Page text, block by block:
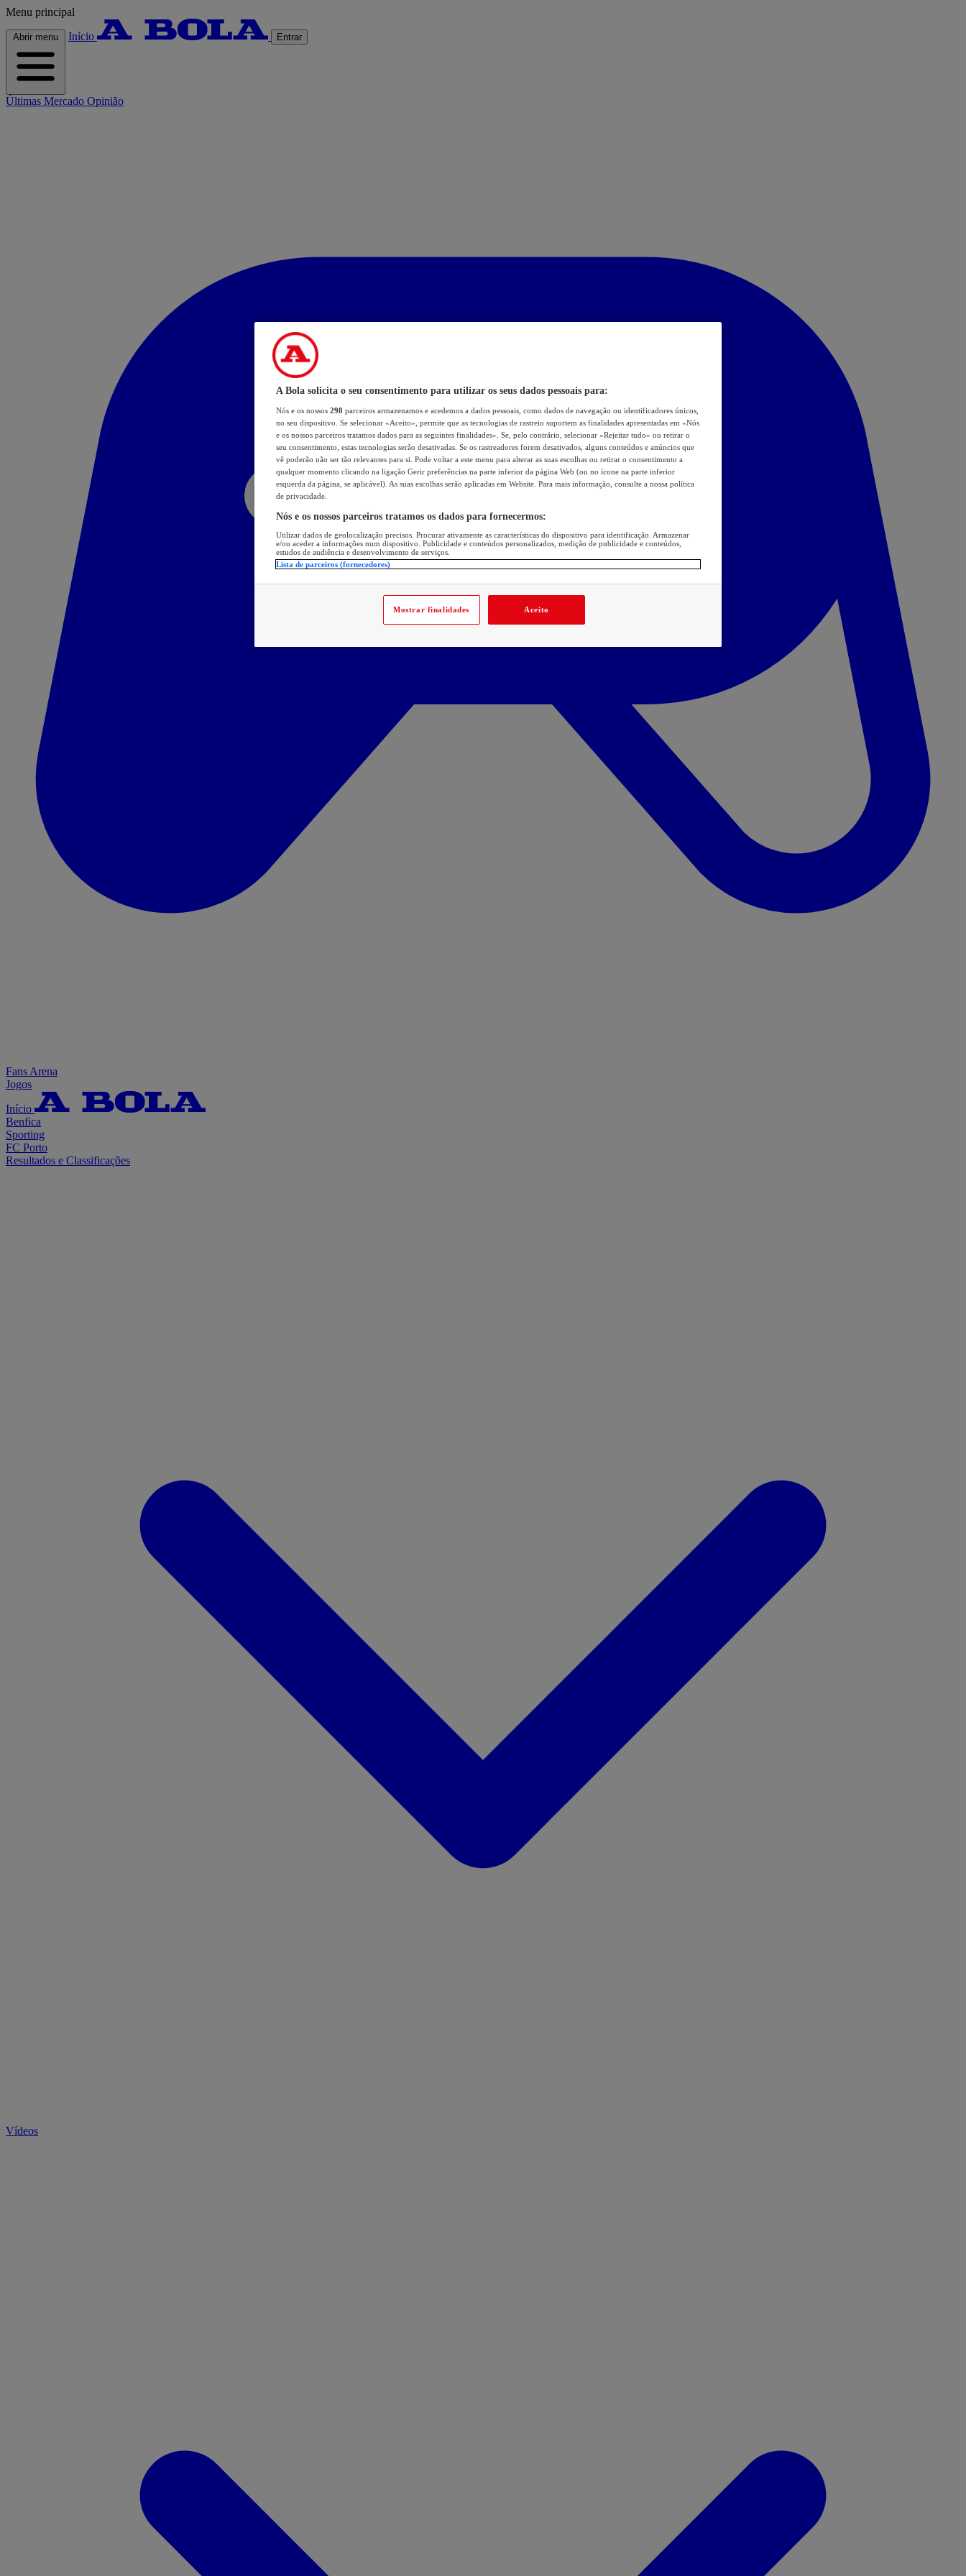
Menu principal
Abrir menu Início Entrar
Últimas Mercado Opinião
Fans Arena
Jogos
Início
Benfica
Sporting
FC Porto
Resultados e Classificações
Vídeos
A Bola solicita o seu consentimento para utilizar os seus dados pessoais para:
Nós e os nossos 298 parceiros armazenamos e acedemos a dados pessoais, como dados de navegação ou identificadores únicos,
no seu dispositivo. Se selecionar «Aceito», permite que as tecnologias de rastreio suportem as finalidades apresentadas em «Nós
e os nossos parceiros tratamos dados para as seguintes finalidades». Se, pelo contrário, selecionar «Rejeitar tudo» ou retirar o
seu consentimento, estas tecnologias serão desativadas. Se os rastreadores forem desativados, alguns conteúdos e anúncios que
vê poderão não ser tão relevantes para si. Pode voltar a este menu para alterar as suas escolhas ou retirar o consentimento a
qualquer momento clicando na ligação Gerir preferências na parte inferior da página Web (ou no ícone na parte inferior
esquerda da página, se aplicável). As suas escolhas serão aplicadas em Website. Para mais informação, consulte a nossa política
de privacidade.
Nós e os nossos parceiros tratamos os dados para fornecermos:
Utilizar dados de geolocalização precisos. Procurar ativamente as características do dispositivo para identificação. Armazenar
e/ou aceder a informações num dispositivo. Publicidade e conteúdos personalizados, medição de publicidade e conteúdos,
estudos de audiência e desenvolvimento de serviços.
Lista de parceiros (fornecedores)
Mostrar finalidades Aceito